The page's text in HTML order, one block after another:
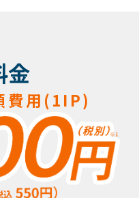
金
費用(1IP)